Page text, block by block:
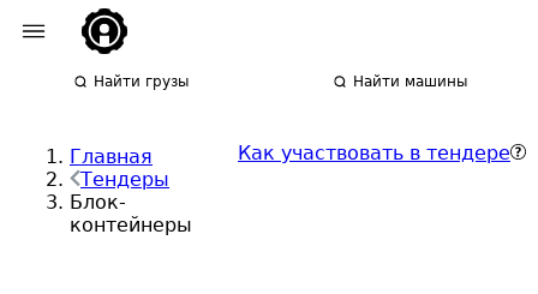
Найти грузы Найти машины
Главная
Тендеры
Блок-
контейнеры
Как участвовать в тендере